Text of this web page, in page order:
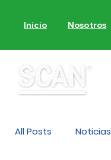
Inicio Nosotros
All Posts Noticias